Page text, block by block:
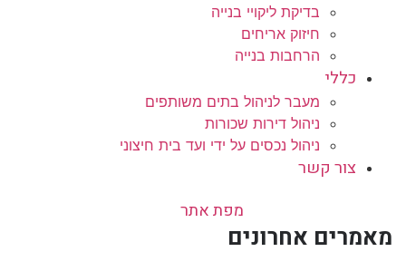
בדיקת ליקויי בנייה
חיזוק אריחים
הרחבות בנייה
כללי
מעבר לניהול בתים משותפים
ניהול דירות שכורות
ניהול נכסים על ידי ועד בית חיצוני
צור קשר
מפת אתר
מאמרים אחרונים